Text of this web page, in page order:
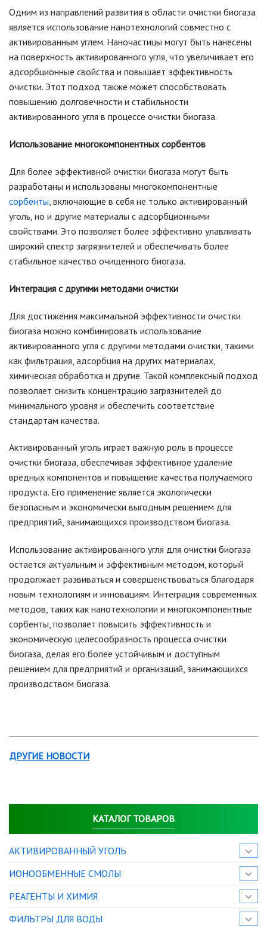
КАТАЛОГ ТОВАРОВ
АКТИВИРОВАННЫЙ УГОЛЬ
ИОНООБМЕННЫЕ СМОЛЫ
РЕАГЕНТЫ И ХИМИЯ
ФИЛЬТРЫ ДЛЯ ВОДЫ
Одним из направлений развития в области очистки биогаза
является использование нанотехнологий совместно с
активированным углем. Наночастицы могут быть нанесены
на поверхность активированного угля, что увеличивает его
адсорбционные свойства и повышает эффективность
очистки. Этот подход также может способствовать
повышению долговечности и стабильности
активированного угля в процессе очистки биогаза.
Использование многокомпонентных сорбентов
Для более эффективной очистки биогаза могут быть
разработаны и использованы многокомпонентные
сорбенты , включающие в себя не только активированный
уголь, но и другие материалы с адсорбционными
свойствами. Это позволяет более эффективно улавливать
широкий спектр загрязнителей и обеспечивать более
стабильное качество очищенного биогаза.
Интеграция с другими методами очистки
Для достижения максимальной эффективности очистки
биогаза можно комбинировать использование
активированного угля с другими методами очистки, такими
как фильтрация, адсорбция на других материалах,
химическая обработка и другие. Такой комплексный подход
позволяет снизить концентрацию загрязнителей до
минимального уровня и обеспечить соответствие
стандартам качества.
Активированный уголь играет важную роль в процессе
очистки биогаза, обеспечивая эффективное удаление
вредных компонентов и повышение качества получаемого
продукта. Его применение является экологически
безопасным и экономически выгодным решением для
предприятий, занимающихся производством биогаза.
Использование активированного угля для очистки биогаза
остается актуальным и эффективным методом, который
продолжает развиваться и совершенствоваться благодаря
новым технологиям и инновациям. Интеграция современных
методов, таких как нанотехнологии и многокомпонентные
сорбенты, позволяет повысить эффективность и
экономическую целесообразность процесса очистки
биогаза, делая его более устойчивым и доступным
решением для предприятий и организаций, занимающихся
производством биогаза.
ДРУГИЕ НОВОСТИ